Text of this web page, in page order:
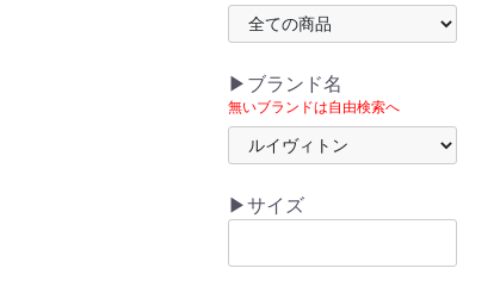
▶ブランド名
無いブランドは自由検索へ
▶サイズ